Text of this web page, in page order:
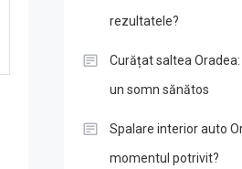
rezultatele?
Curățat saltea
un somn sănătos
Spalare interior auto
momentul potrivit?